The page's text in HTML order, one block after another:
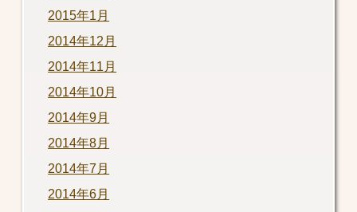
2015年1月
2014年12月
2014年11月
2014年10月
2014年9月
2014年8月
2014年7月
2014年6月